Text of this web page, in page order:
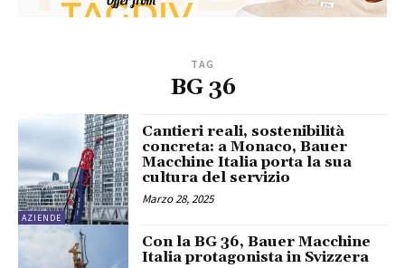
TAG
BG 36
AZIENDE
Cantieri reali, sostenibilità
concreta: a Monaco, Bauer
Macchine Italia porta la sua
cultura del servizio
Marzo 28, 2025
Con la BG 36, Bauer Macchine
Italia protagonista in Svizzera